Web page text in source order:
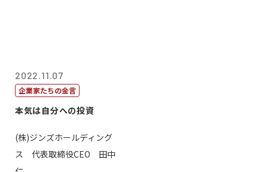
2022.11.07
企業家たちの金言
本気は自分への投資
(株)ジンズホールディング
ス 代表取締役CEO 田中